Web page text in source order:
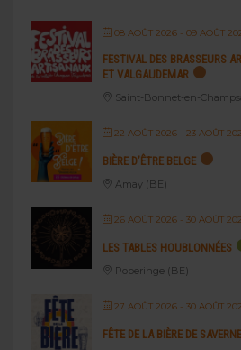
08 AOÛT 2026- 09 AOÛT
FESTIVAL DES BRASSEURS
ET VALGAUDEMAR
Saint-Bonnet-en-
22 AOÛT 2026- 23 AOÛT
BIÈRE D’ÊTRE BELGE
Amay (BE)
26 AOÛT 2026- 30 AOÛT
LES TABLES HOUBLONNÉES
Poperinge (BE)
27 AOÛT 2026- 30 AOÛT
FÊTE DE LA BIÈRE DE SAVERNE